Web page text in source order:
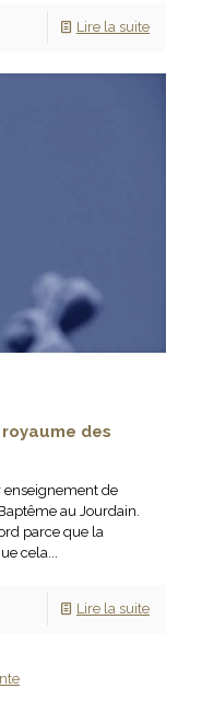
Lire la suite
des
de
au Jourdain.
parce que la
cela...
Lire la suite